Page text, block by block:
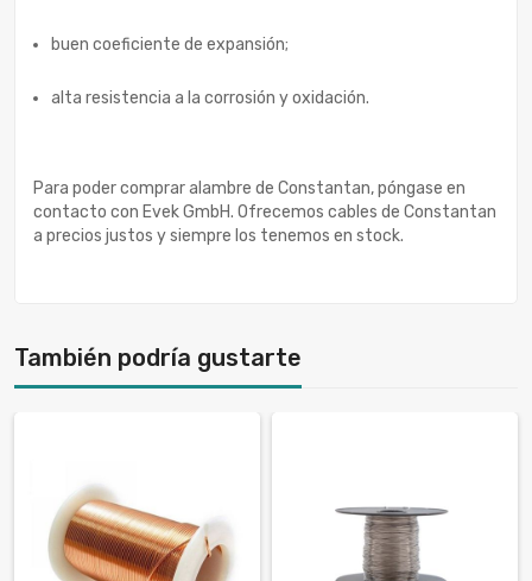
buen coeficiente de expansión;
alta resistencia a la corrosión y oxidación.
Para poder comprar alambre de Constantan, póngase en
contacto con Evek GmbH. Ofrecemos cables de Constantan
a precios justos y siempre los tenemos en stock.
También podría gustarte